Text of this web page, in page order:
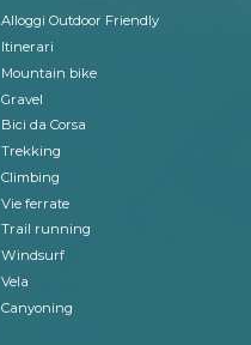
Alloggi Outdoor Friendly
Itinerari
Mountain bike
Gravel
Bici da Corsa
Trekking
Climbing
Vie ferrate
Trail running
Windsurf
Vela
Canyoning